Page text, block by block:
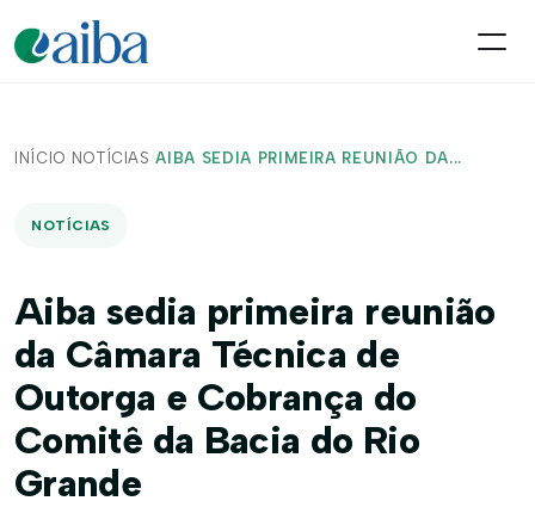
INÍCIO/ NOTÍCIAS /AIBA SEDIA PRIMEIRA REUNIÃO DA...
NOTÍCIAS
Aiba sedia primeira reunião
da Câmara Técnica de
Outorga e Cobrança do
Comitê da Bacia do Rio
Grande